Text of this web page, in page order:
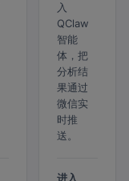
入
QClaw
智能
体，把
分析结
果通过
微信实
时推
送。
进入